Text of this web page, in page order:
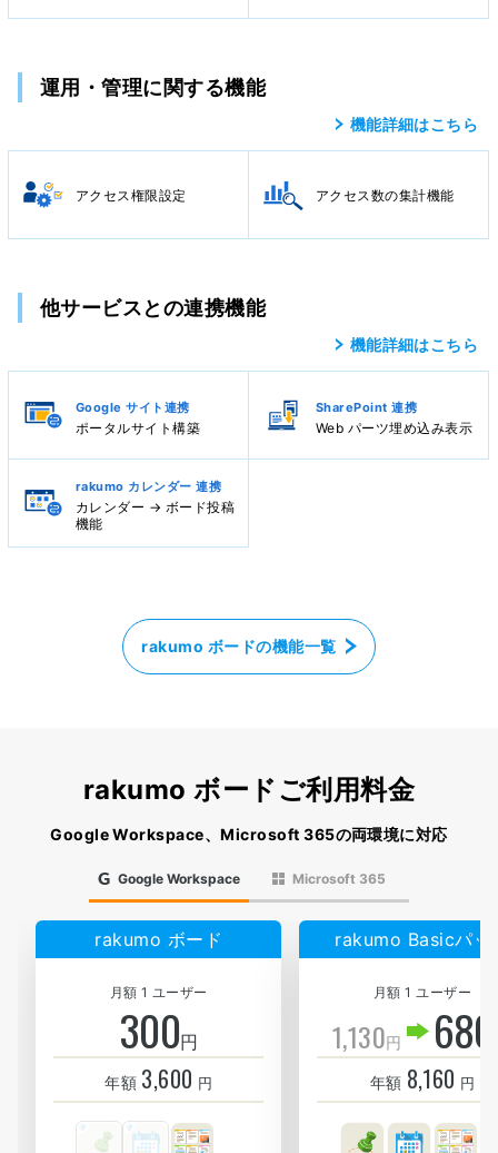
運用・管理に関する機能
機能詳細はこちら
アクセス権限設定 アクセス数の集計機能
他サービスとの連携機能
機能詳細はこちら
Google サイト連携
ポータルサイト構築
SharePoint 連携
Web パーツ埋め込み表示
rakumo カレンダー 連携
カレンダー → ボード投稿
機能
rakumo ボードの機能一覧
rakumo ボードご利用料金
Google Workspace、Microsoft 365の両環境に対応
Google Workspace Microsoft 365
rakumo ボード
月額 1 ユーザー
300円
年額 3,600 円
rakumo Basicパッ
月額 1 ユーザー
1,130円 680
年額 8,160 円